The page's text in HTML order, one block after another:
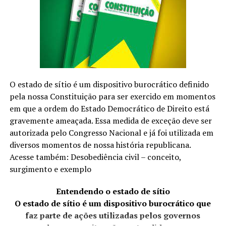
no país. Em 2023, modelos selecionados nas cidades do
Rio de Janeiro, Goiânia e Brasília, realizaram editoriais
para diversas revistas e sites. Ainda estamos no início de
março de 2024 e modelos escolhidos nas cidades de
Santos, Londrina, Joinville e Brasília, neste ano, também
O estado de sítio é um dispositivo burocrático definido
pela nossa Constituição para ser exercido em momentos
em que a ordem do Estado Democrático de Direito está
gravemente ameaçada. Essa medida de exceção deve ser
autorizada pelo Congresso Nacional e já foi utilizada em
diversos momentos de nossa história republicana.
Acesse também: Desobediência civil – conceito,
surgimento e exemplo
Entendendo o estado de sítio
O estado de sítio é um dispositivo burocrático que
faz parte de ações utilizadas pelos governos